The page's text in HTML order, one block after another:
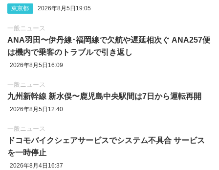
東京都 2026年8月5日19:05
一般ニュース
ANA羽田〜伊丹線･福岡線で欠航や遅延相次ぐ ANA257便
は機内で乗客のトラブルで引き返し
2026年8月5日16:09
一般ニュース
九州新幹線 新水俣〜鹿児島中央駅間は7日から運転再開
2026年8月5日12:40
一般ニュース
ドコモバイクシェアサービスでシステム不具合 サービス
を一時停止
2026年8月4日16:37